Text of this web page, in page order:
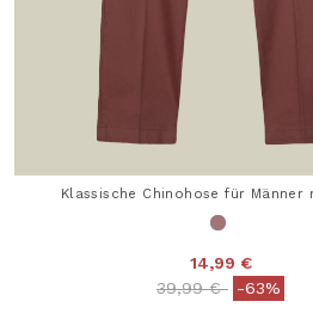
Klassische Chinohose für Männer
14,99 €
Price reduced from
39,99 €to-63%